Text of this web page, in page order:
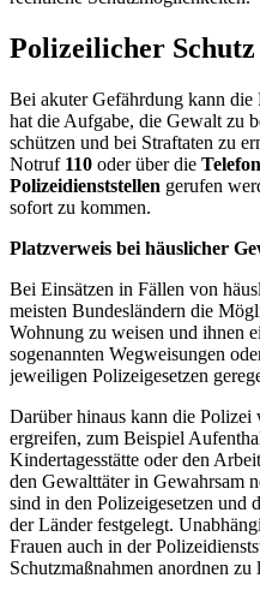
Polizeilicher Schutz
Bei akuter Gefährdung kann
hat die Aufgabe, die Gewalt zu
schützen und bei Straftaten zu
Notruf 110 oder über die
Polizeidienststellen gerufen
sofort zu kommen.
Platzverweis bei häuslicher
Bei Einsätzen in Fällen von
meisten Bundesländern die
Wohnung zu weisen und ihnen
sogenannten Wegweisungen
jeweiligen Polizeigesetzen
Darüber hinaus kann die Polizei
ergreifen, zum Beispiel
Kindertagesstätte oder den
den Gewalttäter in Gewahrsam
sind in den Polizeigesetzen und
der Länder festgelegt.
Frauen auch in der
Schutzmaßnahmen anordnen zu